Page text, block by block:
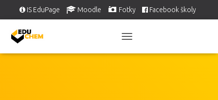
IS EduPage Moodle Fotky Facebook školy
NAVIGACI